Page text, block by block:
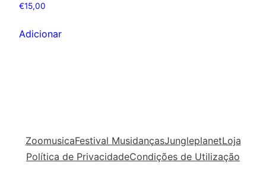
€15,00
Adicionar
ZoomusicaFestival MusidançasJungleplanetLoja
Política de PrivacidadeCondições de Utilização